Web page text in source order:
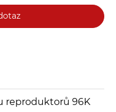
reproduktorů 96K